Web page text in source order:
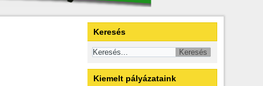
Keresés
Kiemelt pályázataink